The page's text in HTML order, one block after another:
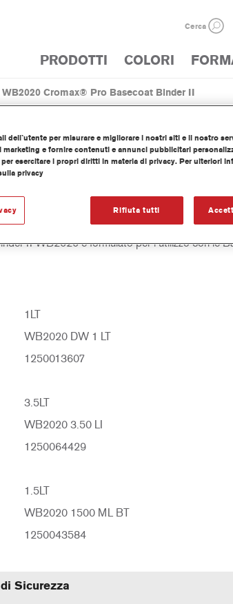
Cerca
PRODOTTI COLORI
WB2020 Cromax® Pro Basecoat Binder II
Cromax® Pro
II WB2020 è formulato per l’utilizzo con le
1LT
WB2020 DW 1 LT
1250013607
3.5LT
WB2020 3.50 LI
1250064429
1.5LT
WB2020 1500 ML BT
1250043584
Sicurezza
dell`utente per misurare e migliorare i nostri siti e il nostro
e fornire contenuti e annunci pubblicitari
esercitare i propri diritti in materia di privacy. Per ulteriori
privacy
Rifiuta tutti